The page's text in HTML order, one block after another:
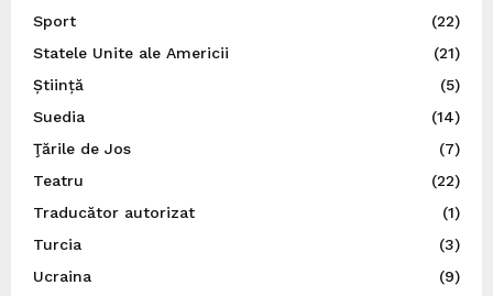
Sport
(22)
Statele Unite ale Americii
(21)
Știință
(5)
Suedia
(14)
Ţările de Jos
(7)
Teatru
(22)
Traducător autorizat
(1)
Turcia
(3)
Ucraina
(9)